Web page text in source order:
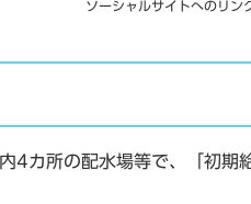
ソーシャルサイトへのリン
4カ所の配水場等で、「初期